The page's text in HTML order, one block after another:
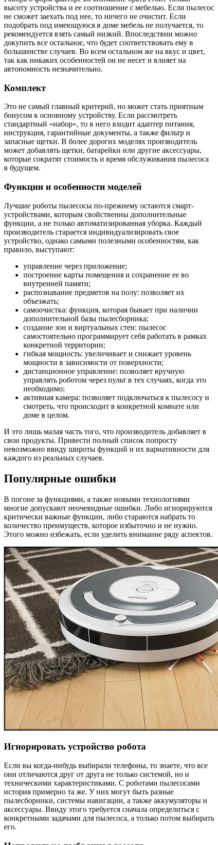
высоту устройства и ее соотношение с мебелью. Если пылесос
не сможет заехать под нее, то ничего не очистит. Если
подобрать под имеющуюся в доме мебель не получается, то
рекомендуется взять самый низкий. Впоследствии можно
докупить все остальное, что будет соответствовать ему в
большинстве случаев. Во всем остальном же на вкус и цвет,
так как никаких особенностей он не несет и влияет на
автономность незначительно.
Комплект
Это не самый главный критерий, но может стать приятным
бонусом к основному устройству. Если рассмотреть
стандартный «набор», то в него входит адаптер питания,
инструкция, гарантийные документы, а также фильтр и
запасные щетки. В более дорогих моделях производитель
может добавлять щетки, батарейки или другие аксессуары,
которые сократят стоимость и время обслуживания пылесоса
в будущем.
Функции и особенности моделей
Лучшие роботы пылесосы по-прежнему остаются смарт-
устройствами, которым свойственны дополнительные
функции, а не только автоматизированная уборка. Каждый
производитель старается индивидуализировать свое
устройство, однако самыми полезными особенностям, как
правило, выступают:
управление через приложение;
построение карты помещения и сохранение ее во
внутренней памяти;
распознавание предметов на полу: позволяет их
объезжать;
самоочистка: функция, которая бывает при наличии
дополнительной базы пылесборника;
создание зон и виртуальных стен: пылесос
самостоятельно программирует себя работать в рамках
конкретной территории;
гибкая мощность: увеличивает и снижает уровень
мощности в зависимости от поверхности;
дистанционное управление: позволяет вручную
управлять роботом через пульт в тех случаях, когда это
необходимо;
активная камера: позволяет подключаться к пылесосу и
смотреть, что происходит в конкретной комнате или
доме в целом.
И это лишь малая часть того, что производитель добавляет в
свои продукты. Привести полный список попросту
невозможно ввиду широты функций и их вариативности для
каждого из реальных случаев.
Популярные ошибки
В погоне за функциями, а также новыми технологиями
многие допускают неочевидные ошибки. Либо игнорируются
критически важные функции, либо стараются набрать то
количество преимуществ, которое избыточно и не нужно.
Этого можно избежать, если уделить внимание ряду аспектов.
Игнорировать устройство робота
Если вы когда-нибудь выбирали телефоны, то знаете, что все
они отличаются друг от друга не только системой, но и
техническими характеристиками. С роботами пылесосами
история примерно та же. У них могут быть разные
пылесборники, системы навигации, а также аккумуляторы и
аксессуары. Ввиду этого требуется сначала определиться с
конкретными задачами для пылесоса, а только потом выбирать
его.